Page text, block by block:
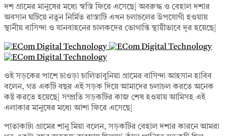
দশ গ্রামের মানুষের মধ্যে স্বস্তি ফিরে এসেছে| অবরুদ্ধ ও বেহাল দশার
অবসান ঘটিয়ে নতুন নির্মিত রাস্তাটি এখন চলাচলের উপযোগী হওয়ায়
স্থানীয় বাসিন্দা ও যানবাহনের চালকদের ভোগান্তি স্থায়ীভাবে দূর হয়েছে|
ওই সড়কের পাশে চাওড়া চালিতাবুনিয়া গ্রামের বাসিন্দা আহসান হাবিব
বলেন, গত একটি বছর এই সড়ক দিয়ে আমাদের চলাচল করতে অনেক
কষ্ট করতে হয়েছে| সম্প্রতি সড়কটির কাজ শেষ হওয়ায় আমিসহ এই
এলাকার মানুষের মধ্যে আশা ফিরে এসেছে|
পাতাকাটা গ্রামের শানু মিয়া বলেন, সড়কটির বেহাল দশার কারনে আমরা